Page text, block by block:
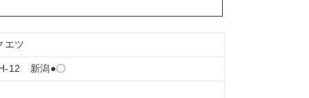
エツ
12 新潟●〇